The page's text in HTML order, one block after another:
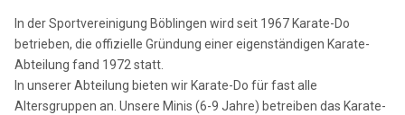
In der Sportvereinigung Böblingen wird seit 1967 Karate-Do
betrieben, die offizielle Gründung einer eigenständigen Karate-
Abteilung fand 1972 statt.
In unserer Abteilung bieten wir Karate-Do für fast alle
Altersgruppen an. Unsere Minis (6-9 Jahre) betreiben das Karate-